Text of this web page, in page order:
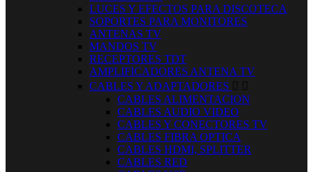
LUCES Y EFECTOS PARA DISCOTECA
SOPORTES PARA MONITORES
ANTENAS TV
MANDOS TV
RECEPTORES TDT
AMPLIFICADORES ANTENA TV
CABLES Y ADAPTADORES  
CABLES ALIMENTACION
CABLES AUDIO VIDEO
CABLES Y CONECTORES TV
CABLES FIBRA OPTICA
CABLES HDMI, SPLITTER
CABLES RED